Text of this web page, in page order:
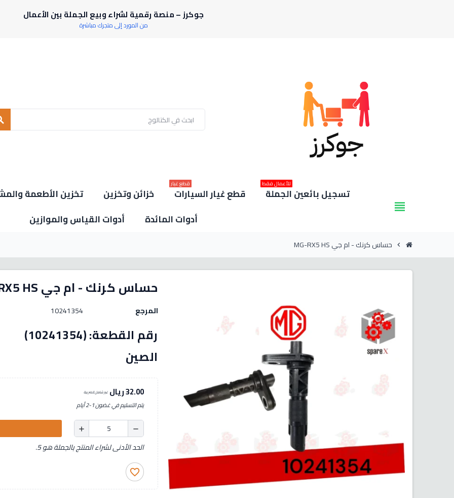
جوكرز – منصة رقمية لشراء وبيع الجملة بين الأعمال
من المورد إلى متجرك مباشرة
view_headline
تسجيل بائعين الجملة
للأعمال فقط
قطع غيار السيارات
قطع غيار
خزائن وتخزين تخزين الأطعمة
أدوات المائدة
أدوات القياس والموازين
chevron_right حساس كرنك - ام جي MG-RX5 HS
حساس كرنك - ام جي MG-RX5 HS
المرجع 10241354
رقم
الصين
32.00 ريال غير شامل للضريبة
يتم التسليم في غضون 1-2 أيام
remove
add
الحد الأدنى لشراء المنتج بالجملة هو 5.
favorite_border